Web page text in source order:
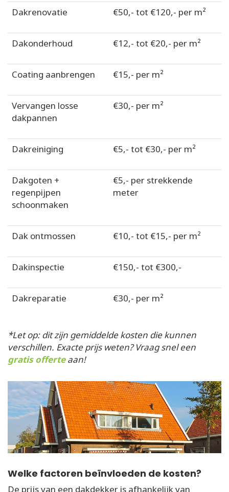
Dakrenovatie €50,- tot €120,- per m²
Dakonderhoud €12,- tot €20,- per m²
Coating aanbrengen €15,- per m²
Vervangen losse
dakpannen
€30,- per m²
Dakreiniging €5,- tot €30,- per m²
Dakgoten +
regenpijpen
schoonmaken
€5,- per strekkende
meter
Dak ontmossen €10,- tot €15,- per m²
Dakinspectie €150,- tot €300,-
Dakreparatie €30,- per m²
*Let op: dit zijn gemiddelde kosten die kunnen
verschillen. Exacte prijs weten? Vraag snel een
gratis offerteaan!
Welke factoren beïnvloeden de kosten?
De prijs van een dakdekker is afhankelijk van